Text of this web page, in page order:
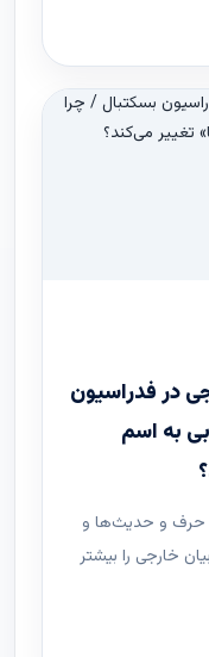
در فدراسیون
یک مربی به اسم
حرف و حدیث‌ها و
خارجی را بیشتر